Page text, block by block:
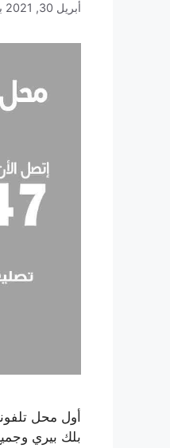
أبريل 30, 2021
أول محل
بلك بيري